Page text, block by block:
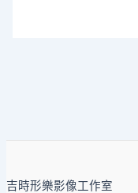
吉時形樂影像工作室